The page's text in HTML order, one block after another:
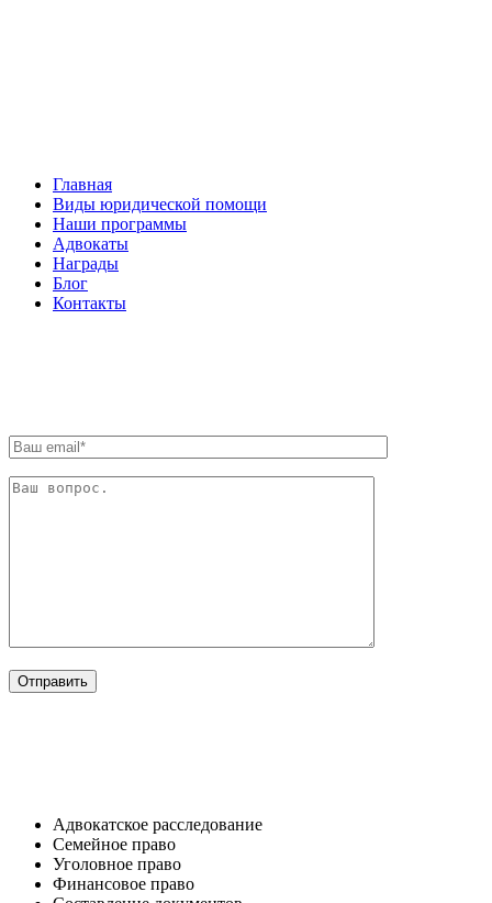
Главная
Виды юридической помощи
Наши программы
Адвокаты
Награды
Блог
Контакты
Адвокатское расследование
Семейное право​
Уголовное право​
Финансовое право